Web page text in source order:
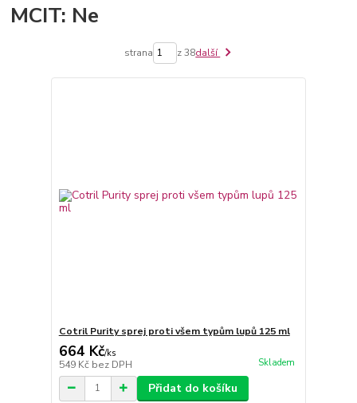
MCIT: Ne
strana z 38další
Cotril Purity sprej proti všem typům lupů 125 ml
664 Kč/ks
549 Kč bez DPH Skladem
Přidat do košíku